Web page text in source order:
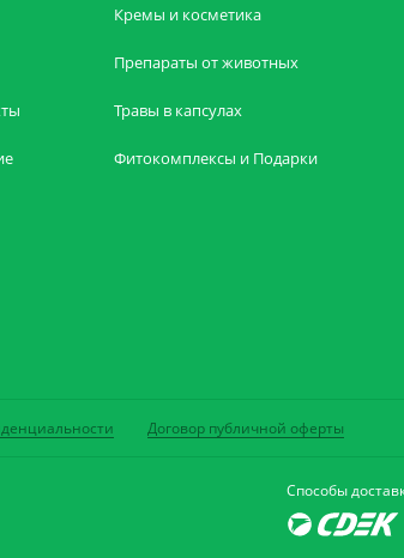
Кремы и косметика
Препараты от животных
Травы в капсулах
Фитокомплексы и Подарки
Договор публичной оферты
Способы